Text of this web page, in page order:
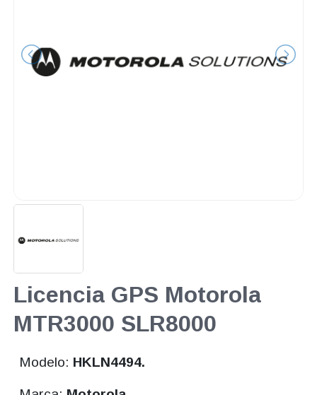
Licencia GPS Motorola
MTR3000 SLR8000
Modelo: HKLN4494.